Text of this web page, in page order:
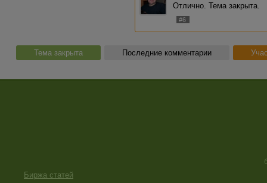
Отлично. Тема закрыта.
#6
Тема закрыта Последние комментарии
Биржа статей